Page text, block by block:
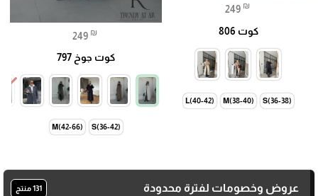
249 ₪
كوت 806
S(36-38)
M(38-40)
L(40-42)
249 ₪
كوت جوخ 797
S(36-42)
M(42-66)
عروض وخصومات لفترة محدودة 131 منتج